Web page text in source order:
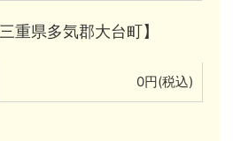
重県多気郡大台町】
0円(税込)